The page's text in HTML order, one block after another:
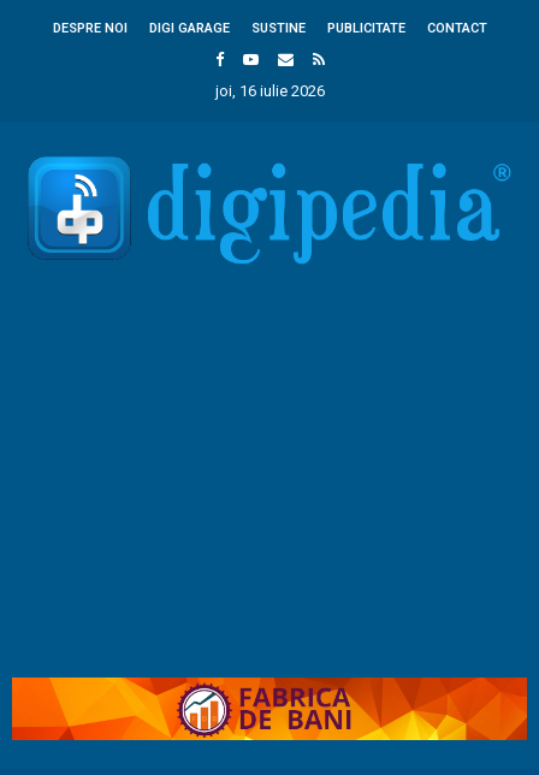
DESPRE NOI DIGI GARAGE SUSTINE PUBLICITATE CONTACT
joi, 16 iulie 2026